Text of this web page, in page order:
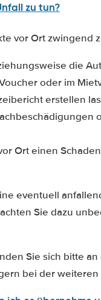
zu tun?
vor Ort zwingend
die
oder im
erstellen
Ort einen
eventuell
Sie dazu
Sie sich bitte
bei der